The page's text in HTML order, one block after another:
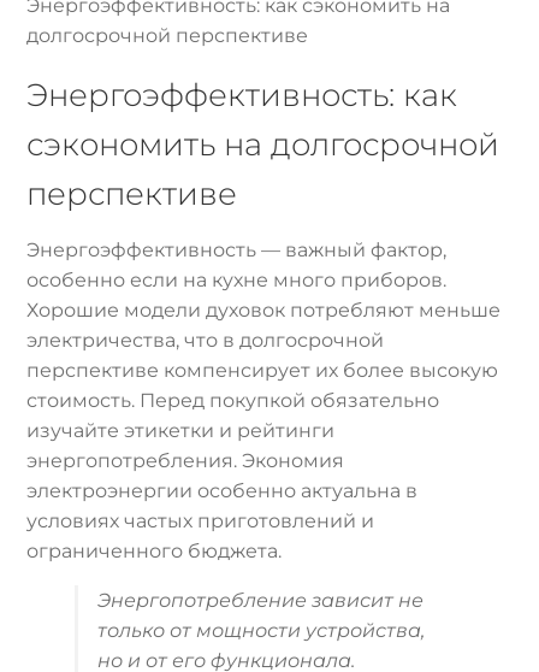
Энергоэффективность: как сэкономить на
долгосрочной перспективе
Энергоэффективность: как
сэкономить на долгосрочной
перспективе
Энергоэффективность — важный фактор,
особенно если на кухне много приборов.
Хорошие модели духовок потребляют меньше
электричества, что в долгосрочной
перспективе компенсирует их более высокую
стоимость. Перед покупкой обязательно
изучайте этикетки и рейтинги
энергопотребления. Экономия
электроэнергии особенно актуальна в
условиях частых приготовлений и
ограниченного бюджета.
Энергопотребление зависит не
только от мощности устройства,
но и от его функционала.